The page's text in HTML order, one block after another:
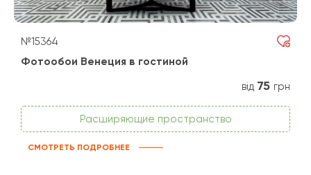
№15364
Фотообои Венеция в гостиной
від 75 грн
Расширяющие пространство
СМОТРЕТЬ ПОДРОБНЕЕ